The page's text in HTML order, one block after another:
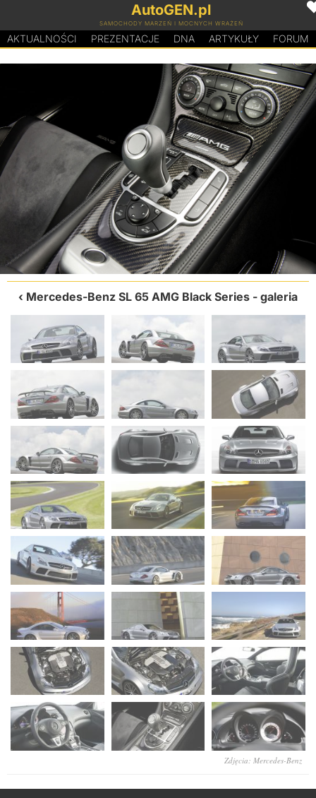
AutoGEN.pl
SAMOCHODY MARZEŃ I MOCNYCH WRAŻEŃ
AKTUALNOŚCI PREZENTACJE DNA ARTYKUŁY FORUM
Mercedes-Benz SL 65 AMG Black Series - galeria
Zdjęcia: Mercedes-Benz